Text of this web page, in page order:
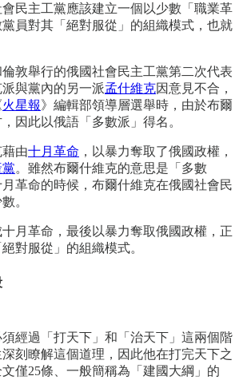
民主工黨應該建立一個以少數「職業革
員對其「絕對服從」的組織模式，也就
敦舉行的俄國社會民主工黨第二次代表
與黨內的另一派孟什維克因意見不合，
火星報》編輯部領導層選舉時，由於布爾
因此以俄語「多數派」得名。
由十月革命 ，以暴力奪取了俄國政權，
黨。雖然布爾什維克的意思是「多數
革命的時候，布爾什維克在俄國社會民
。
月革命，最後以暴力奪取俄國政權，正
對服從」的組織模式。
經過「打天下」和「治天下」這兩個階
刻瞭解這個道理，因此他在打完天下之
僅25條、一般簡稱為「建國大綱」的